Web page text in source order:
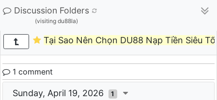
Discussion Folders
(visiting du88la)
Tại Sao Nên Chọn DU88 Nạp Tiền Siêu
1 comment
Sunday, April 19, 2026 1